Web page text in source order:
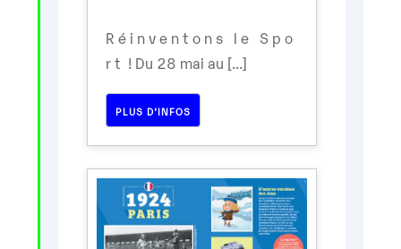
R é i n v e n t o n s l e S p o
r t ! Du 28 mai au [...]
PLUS D’INFOS